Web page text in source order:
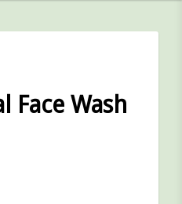
Face Wash